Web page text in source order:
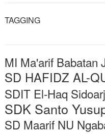
TAGGING
MI Ma'arif Babatan
SD HAFIDZ AL-
SDIT El-Haq
SDK Santo
SD Maarif NU